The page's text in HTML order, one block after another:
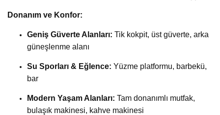
Donanım ve Konfor:
Geniş Güverte Alanları: Tik kokpit, üst güverte, arka
güneşlenme alanı
Su Sporları & Eğlence: Yüzme platformu, barbekü,
bar
Modern Yaşam Alanları: Tam donanımlı mutfak,
bulaşık makinesi, kahve makinesi